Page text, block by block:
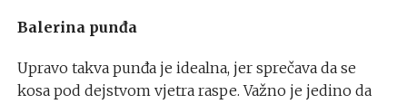
Balerina punđa
Upravo takva punđa je idealna, jer sprečava da se
kosa pod dejstvom vjetra raspe. Važno je jedino da